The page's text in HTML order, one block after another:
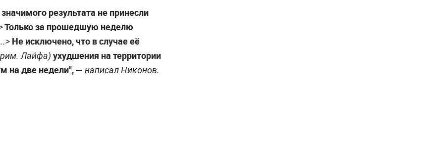
результата не принесли
Только за прошедшую неделю
Не исключено, что в случае её
Лайфа) ухудшения на территории
на две недели", — написал Никонов.